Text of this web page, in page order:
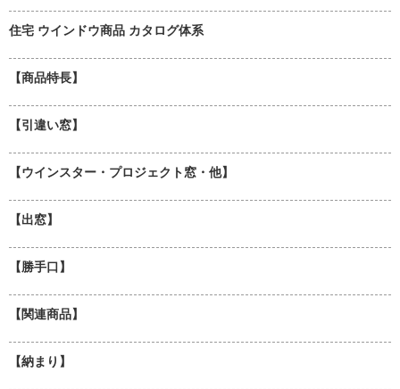
住宅 ウインドウ商品 カタログ体系
【商品特長】
【引違い窓】
【ウインスター・プロジェクト窓・他】
【出窓】
【勝手口】
【関連商品】
【納まり】